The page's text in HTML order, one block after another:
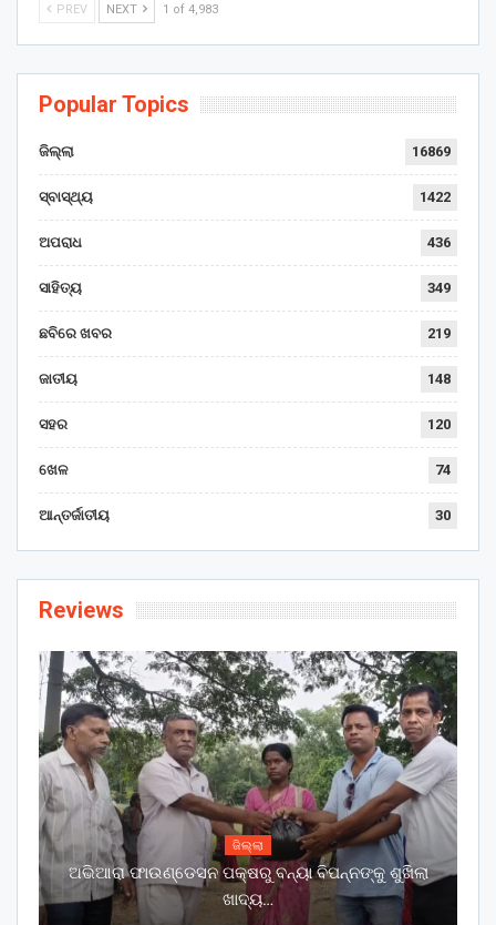
PREV NEXT 1 of 4,983
Popular Topics
ଜିଲ୍ଲା 16869
ସ୍ବାସ୍ଥ୍ୟ 1422
ଅପରାଧ 436
ସାହିତ୍ୟ 349
ଛବିରେ ଖବର 219
ଜାତୀୟ 148
ସହର 120
ଖେଳ 74
ଆନ୍ତର୍ଜାତୀୟ 30
Reviews
ଜିଲ୍ଲା
ଅଭିଆରା ଫାଉଣ୍ଡେସନ ପକ୍ଷରୁ ବନ୍ୟା ବିପନ୍ନଙ୍କୁ ଶୁଖିଲା
ଖାଦ୍ୟ…